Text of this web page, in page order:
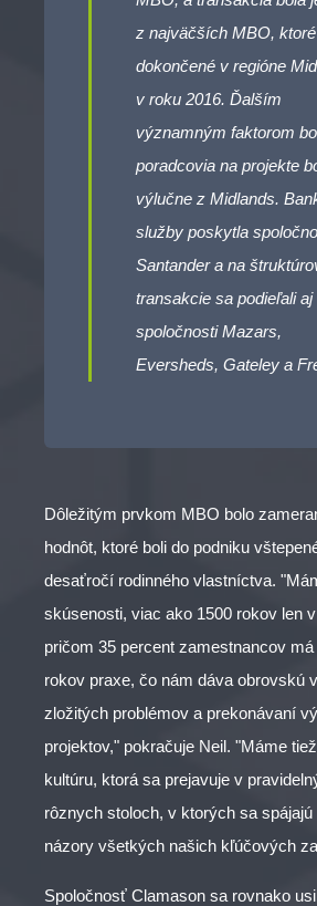
z najväčších MBO,
dokončené v regióne
v roku 2016. Ďalším
významným faktorom
poradcovia na projekte
výlučne z Midlands.
služby poskytla
Santander a na
transakcie sa podieľali aj
spoločnosti Mazars,
Eversheds, Gateley a
Dôležitým prvkom MBO bolo
hodnôt, ktoré boli do podniku
desaťročí rodinného vlastníctva.
skúsenosti, viac ako 1500 rokov len
pričom 35 percent zamestnancov
rokov praxe, čo nám dáva obrovskú
zložitých problémov a prekonávaní
projektov," pokračuje Neil. "Máme
kultúru, ktorá sa prejavuje v
rôznych stoloch, v ktorých sa
názory všetkých našich kľúčových
Spoločnosť Clamason sa rovnako